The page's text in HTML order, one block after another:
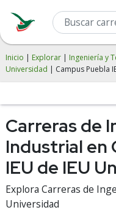
Inicio | Explorar | Ingeniería y
Universidad | Campus Puebla
Carreras de
Industrial en
IEU de IEU
Explora Carreras de
Universidad